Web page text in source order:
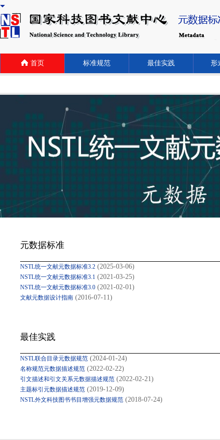
首页 标准规范 最佳实践 形
元数据标准
NSTL统一文献元数据标准3.2 (2025-03-06)
NSTL统一文献元数据标准3.1 (2021-03-25)
NSTL统一文献元数据标准3.0 (2021-02-01)
文献元数据设计指南 (2016-07-11)
最佳实践
NSTL联合目录元数据规范 (2024-01-24)
名称规范元数据描述规范 (2022-02-22)
引文描述和引文关系元数据描述规范 (2022-02-21)
主题标引元数据描述规范 (2019-12-09)
NSTL外文科技图书书目增强元数据规范 (2018-07-24)